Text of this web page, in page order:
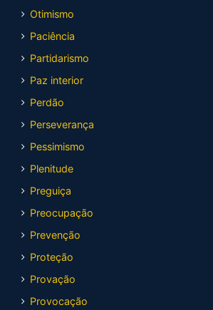
Otimismo
Paciência
Partidarismo
Paz interior
Perdão
Perseverança
Pessimismo
Plenitude
Preguiça
Preocupação
Prevenção
Proteção
Provação
Provocação